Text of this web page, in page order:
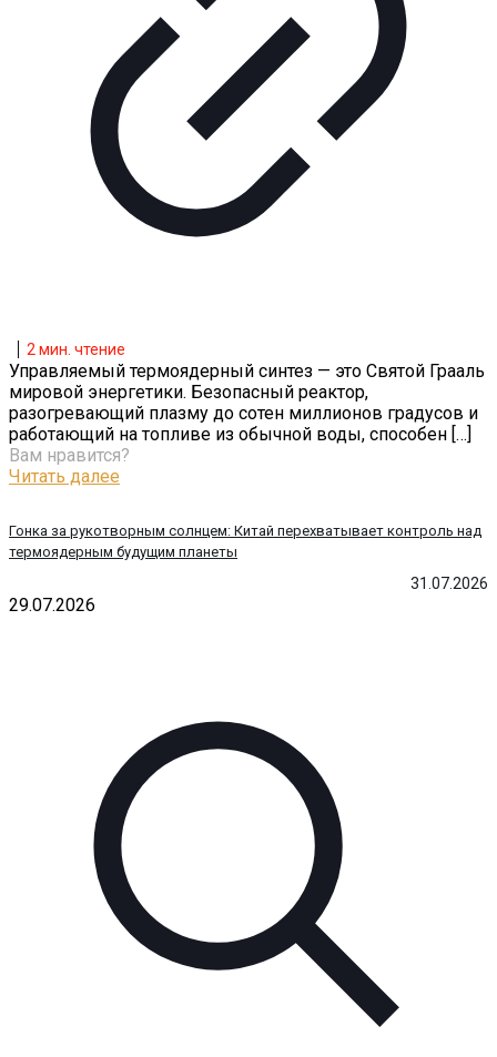
31.07.2026
Гонка за рукотворным солнцем: Китай перехватывает контроль над
термоядерным будущим планеты
2 мин. чтение
Управляемый термоядерный синтез — это Святой Грааль
мировой энергетики. Безопасный реактор,
разогревающий плазму до сотен миллионов градусов и
работающий на топливе из обычной воды, способен […]
Вам нравится?
Читать далее
29.07.2026